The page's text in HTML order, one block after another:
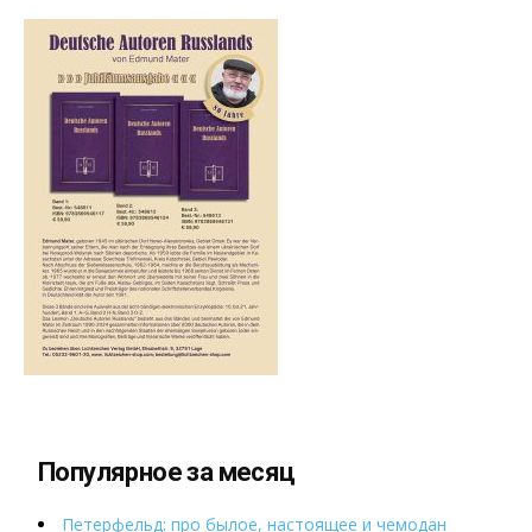
Популярное за месяц
Петерфельд: про былое, настоящее и чемодан